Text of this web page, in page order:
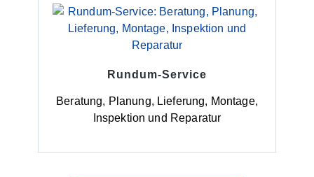
Rundum-Service
Beratung, Planung, Lieferung, Montage,
Inspektion und Reparatur